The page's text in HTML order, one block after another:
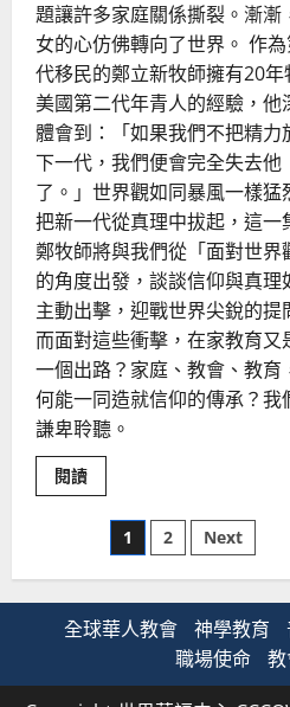
題讓許多家庭關係撕裂。漸漸
女的心仿佛轉向了世界。 作
代移民的鄭立新牧師擁有20年
美國第二代年青人的經驗，他
體會到：「如果我們不把精力
下一代，我們便會完全失去他
了。」世界觀如同暴風一樣猛
把新一代從真理中拔起，這一
鄭牧師將與我們從「面對世界
的角度出發，談談信仰與真理
主動出擊，迎戰世界尖銳的提
而面對這些衝擊，在家教育又
一個出路？家庭、教會、教育
何能一同造就信仰的傳承？我
謙卑聆聽。
閱讀Read
more
的
弈，
牧
養
代
文
章
分
頁
1 2 Next
全球華人教會 神學教育
職場使命